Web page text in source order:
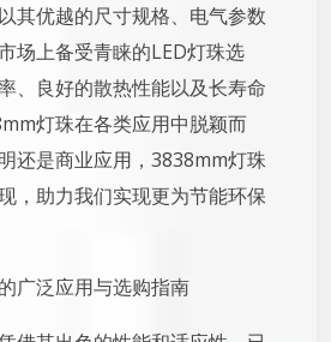
其优越的尺寸规格、电气参数
场上备受青睐的LED灯珠选
、良好的散热性能以及长寿命
灯珠在各类应用中脱颖而
还是商业应用，3838mm灯珠
，助力我们实现更为节能环保
广泛应用与选购指南